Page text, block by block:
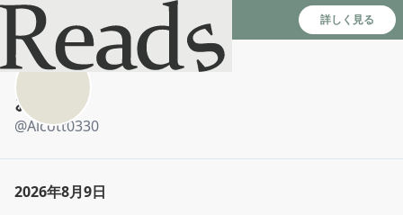
Reads - 読書のSNS＆記録アプリ 詳しく見る
おるこ
@Alcott0330
2026年8月9日